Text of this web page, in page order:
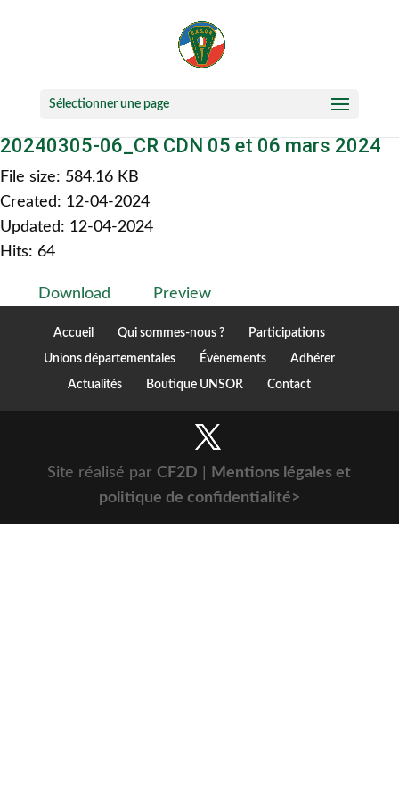
Sélectionner une page
20240305-06_CR CDN 05 et 06 mars 2024
File size: 584.16 KB
Created: 12-04-2024
Updated: 12-04-2024
Hits: 64
Download Preview
Accueil Qui sommes-nous ? Participations
Unions départementales Évènements Adhérer
Actualités Boutique UNSOR Contact
Site réalisé par CF2D
Mentions légales et
politique de confidentialité>